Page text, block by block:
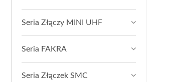
Seria Złączy MINI UHF
Seria FAKRA
Seria Złączek SMC